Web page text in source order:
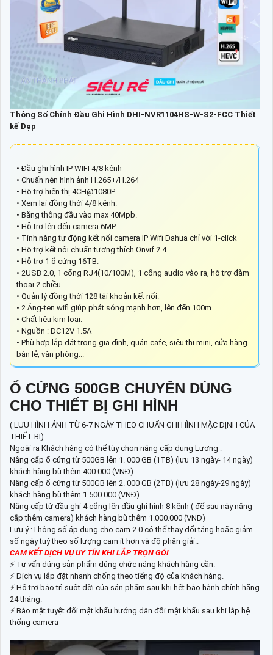
Thông Số Chính Đầu Ghi Hình DHI-NVR1104HS-W-S2-FCC Thiết
kế Đẹp
• Đầu ghi hình IP WIFI 4/8 kênh
• Chuẩn nén hình ảnh H.265+/H.264
• Hỗ trợ hiển thị 4CH@1080P.
• Xem lại đồng thời 4/8 kênh.
• Băng thông đầu vào max 40Mpb.
• Hỗ trợ lên đến camera 6MP.
• Tính năng tự động kết nối camera IP Wifi Dahua chỉ với 1-click
• Hỗ trợ kết nối chuẩn tương thích Onvif 2.4
• Hỗ trợ 1 ổ cứng 16TB.
• 2USB 2.0, 1 cổng RJ4(10/100M), 1 cổng audio vào ra, hỗ trợ đàm
thoại 2 chiều.
• Quản lý đồng thời 128 tài khoản kết nối.
• 2 Ăng-ten wifi giúp phát sóng mạnh hơn, lên đến 100m
• Chất liệu kim loại.
• Nguồn : DC12V 1.5A
• Phù hợp lắp đặt trong gia đình, quán cafe, siêu thị mini, cửa hàng
bán lẻ, văn phòng...
Ổ CỨNG 500GB CHUYÊN DÙNG
CHO THIẾT BỊ GHI HÌNH
( LƯU HÌNH ẢNH TỪ 6-7 NGÀY THEO CHUẨN GHI HÌNH MẶC ĐỊNH CỦA
THIẾT BỊ)
Ngoài ra Khách hàng có thể tùy chọn nâng cấp dung Lượng :
Nâng cấp ổ cứng từ 500GB lên 1. 000 GB (1TB) (lưu 13 ngày- 14 ngày)
khách hàng bù thêm 400.000 (VNĐ)
Nâng cấp ổ cứng từ 500GB lên 2. 000 GB (2TB) (lưu 28 ngày-29 ngày)
khách hàng bù thêm 1.500.000 (VNĐ)
Nâng cấp từ đầu ghi 4 cổng lên đầu ghi hình 8 kênh ( để sau này nâng
cấp thêm camera) khách hàng bù thêm 1.000.000 (VNĐ)
Lưu ý :Thông số áp dụng cho cam 2.0 có thể thay đổi tăng hoặc giảm
số ngày tuỳ theo số lượng cam ít hơn và độ phân giải..
CAM KẾT DỊCH VỤ UY TÍN KHI LẮP TRỌN GÓI
⚡ Tư vấn đúng sản phẩm đúng chức năng khách hàng cần.
⚡ Dịch vụ lắp đặt nhanh chống theo tiếng độ của khách hàng.
⚡ Hổ trợ bảo trì suốt đời của sản phẩm sau khi hết bảo hành chính hãng
24 tháng.
⚡ Bảo mật tuyệt đối mật khẩu hướng dẫn đổi mật khẩu sau khi lắp hệ
thống camera